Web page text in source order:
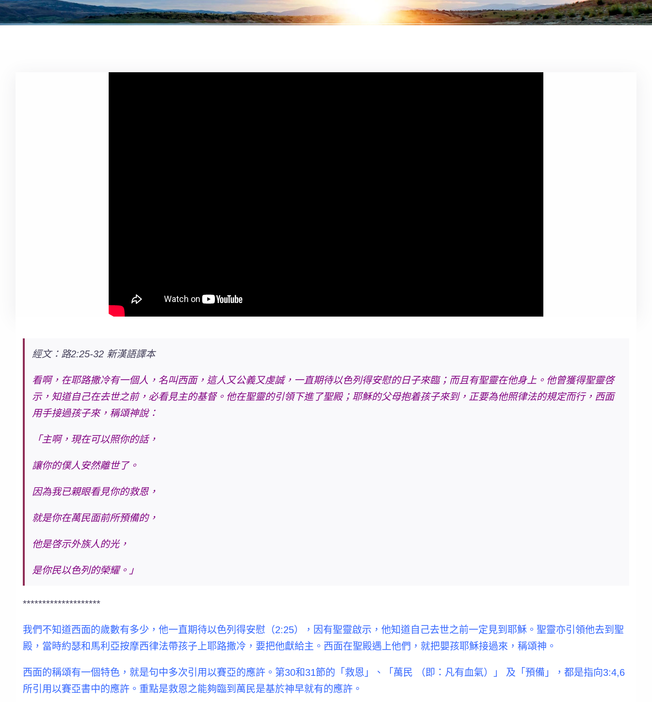
經文：路2:25-32 新漢語譯本
看啊，在耶路撒冷有一個人，名叫西面，這人又公義又虔誠，一直期待以色列得安慰的日子來臨；而且有聖靈在他身上。他曾獲得聖靈啓
示，知道自己在去世之前，必看見主的基督。他在聖靈的引領下進了聖殿；耶穌的父母抱着孩子來到，正要為他照律法的規定而行，西面
用手接過孩子來，稱頌神說：
「主啊，現在可以照你的話，
讓你的僕人安然離世了。
因為我已親眼看見你的救恩，
就是你在萬民面前所預備的，
他是啓示外族人的光，
是你民以色列的榮耀。」
********************
我們不知道西面的歲數有多少， 他一直期待以色列得安慰 （2:25）， 因有聖靈啟示，他知道自己去世之前一定見到耶穌。聖靈亦引領他去到聖
殿，當時約瑟和馬利亞按摩西律法帶孩子上耶路撒冷，要把他獻給主。西面在聖殿遇上他們，就把嬰孩耶穌接過來，稱頌神。
西面的稱頌有一個特色，就是句中多次引用以賽亞的應許。第30和31節的「救恩」、「萬民 （即：凡有血氣）」 及「預備」，都是指向3:4,6
所引用以賽亞書中的應許。 重點是救恩之能夠臨到萬民是基於神早就有的應許。